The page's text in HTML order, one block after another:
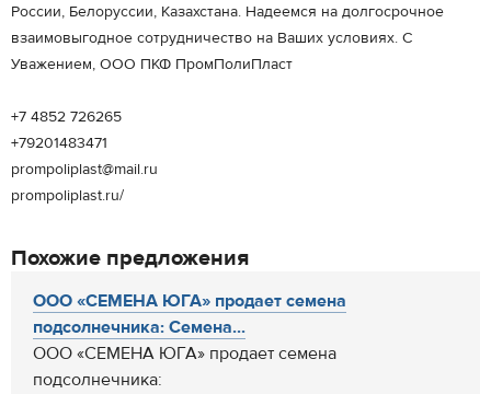
России, Белоруссии, Казахстана. Надеемся на долгосрочное
взаимовыгодное сотрудничество на Ваших условиях. С
Уважением, ООО ПКФ ПромПолиПласт
+7 4852 726265
+79201483471
prompoliplast@mail.ru
prompoliplast.ru/
Похожие предложения
ООО «СЕМЕНА ЮГА» продает семена
подсолнечника: Семена...
ООО «СЕМЕНА ЮГА» продает семена
подсолнечника: